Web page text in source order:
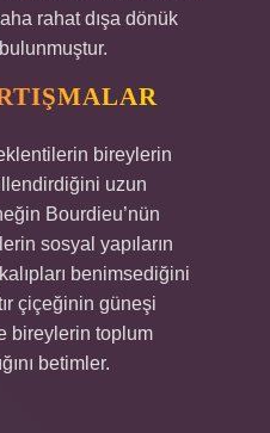
rahat dışa dönük
bireylerin
uzun
Bourdieu’nün
sosyal yapıların
benimsediğini
çiçeğinin güneşi
bireylerin toplum
betimler.